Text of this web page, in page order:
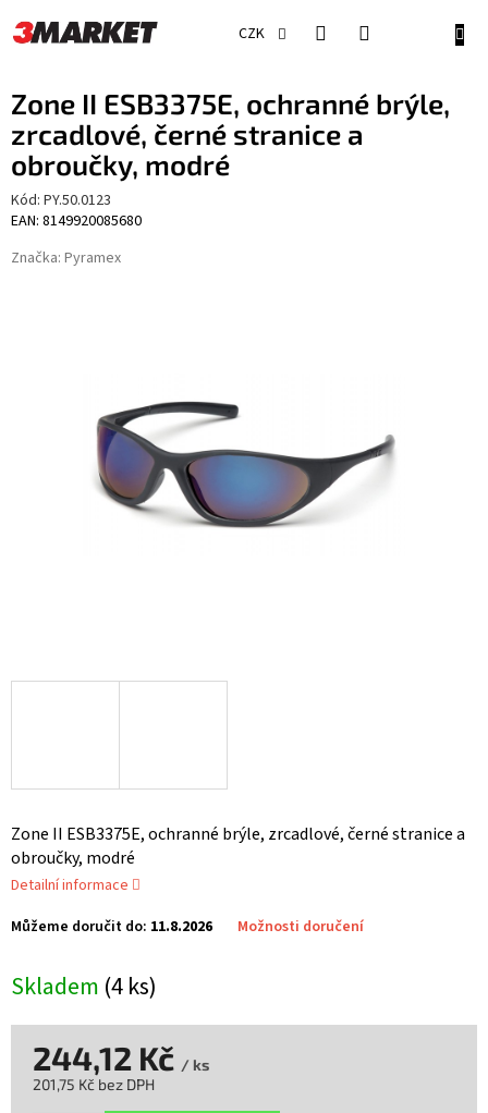
na
obsah
CZK
Zone II ESB3375E, ochranné brýle,
zrcadlové, černé stranice a
obroučky, modré
Kód: PY.50.0123
EAN: 8149920085680
Značka: Pyramex
Skladem (4 ks)
Můžeme doručit do: 11.8.2026 Možnosti doručení
Zone II ESB3375E, ochranné brýle, zrcadlové, černé stranice a
obroučky, modré
Detailní informace
244,12 Kč / ks
201,75 Kč bez DPH